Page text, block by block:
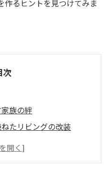
作るヒントを見つけてみま
次
族の絆
たリビングの改装
させたキッチンリフォ